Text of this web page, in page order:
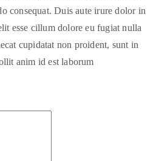
consequat. Duis aute irure dolor in
esse cillum dolore eu fugiat nulla
cupidatat non proident, sunt in
anim id est laborum